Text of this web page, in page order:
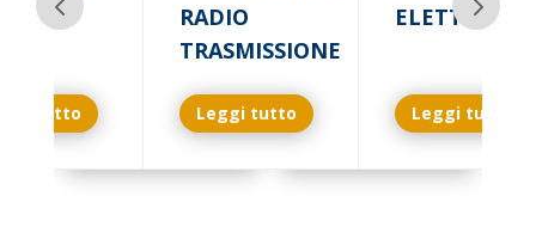
tutto
RADIO
TRASMISSIONE
Leggi tutto
ELETTRICI
Leggi tutto